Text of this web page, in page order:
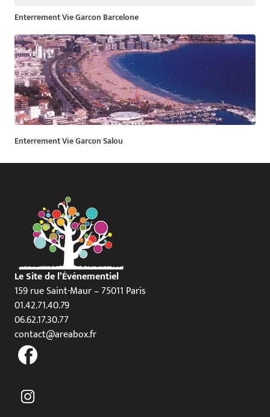
Enterrement Vie Garcon Barcelone
Enterrement Vie Garcon Salou
Le Site de l’Événementiel
159 rue Saint-Maur – 75011 Paris
01.42.71.40.79
06.62.17.30.77
contact@areabox.fr